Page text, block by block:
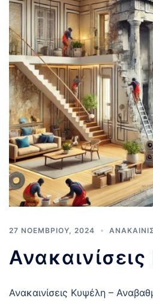
27 ΝΟΕΜΒΡΊΟΥ, 2024
Ανακαινίσεις Κυψέλη –